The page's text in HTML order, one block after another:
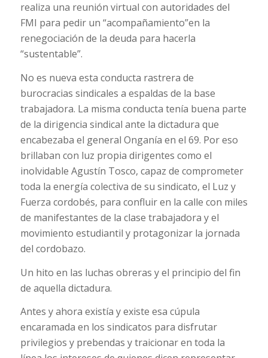
realiza una reunión virtual con autoridades del
FMI para pedir un “acompañamiento”en la
renegociación de la deuda para hacerla
“sustentable”.
No es nueva esta conducta rastrera de
burocracias sindicales a espaldas de la base
trabajadora. La misma conducta tenía buena parte
de la dirigencia sindical ante la dictadura que
encabezaba el general Onganía en el 69. Por eso
brillaban con luz propia dirigentes como el
inolvidable Agustín Tosco, capaz de comprometer
toda la energía colectiva de su sindicato, el Luz y
Fuerza cordobés, para confluir en la calle con miles
de manifestantes de la clase trabajadora y el
movimiento estudiantil y protagonizar la jornada
del cordobazo.
Un hito en las luchas obreras y el principio del fin
de aquella dictadura.
Antes y ahora existía y existe esa cúpula
encaramada en los sindicatos para disfrutar
privilegios y prebendas y traicionar en toda la